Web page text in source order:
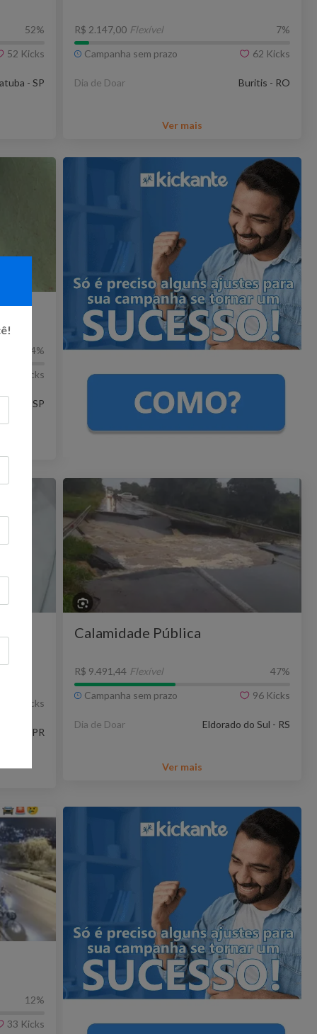
52%
52 Kicks
- SP
R$ 2.147,00 Flexível 7%
Campanha sem prazo
62 Kicks
Dia de Doar Buritis - RO
Ver mais
na
4%
Kicks
- SP
Kicks
- PR
Calamidade Pública
R$ 9.491,44 Flexível 47%
Campanha sem prazo
96 Kicks
Dia de Doar Eldorado do Sul - RS
Ver mais
12%
33 Kicks